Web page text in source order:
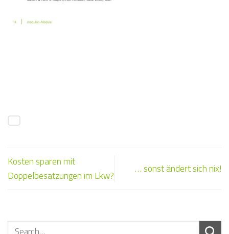
Kosten sparen mit
Doppelbesatzungen im Lkw?
… sonst ändert sich nix!